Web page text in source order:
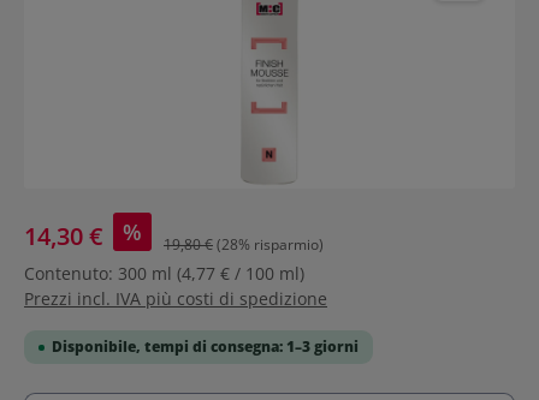
14,30 € % 19,80 €(28% risparmio)
Contenuto: 300 ml (4,77 € / 100 ml)
Prezzi incl. IVA più costi di spedizione
Disponibile, tempi di consegna: 1–3 giorni